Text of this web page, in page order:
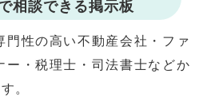
相談できる掲示板
門性の高い不動産会社・ファ
ー・税理士・司法書士などか
。